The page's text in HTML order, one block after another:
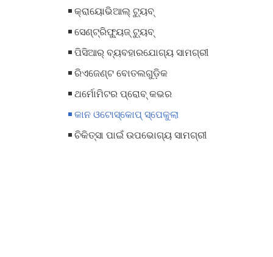
କ୍ରାୟୋଭିଆଲ୍ ଟ୍ୟୁବ୍
ସେଣ୍ଟ୍ରିଫ୍ୟୁଜ୍ ଟ୍ୟୁବ୍
ପିସିଆର୍ ବ୍ୟବହାରଯୋଗ୍ୟ ସାମଗ୍ରୀ
ରିଏଜେଣ୍ଟ ବୋତଲଗୁଡ଼ିକ
ଥର୍ମୋମିଟର ପ୍ରୋବ୍ କଭର
କାନ ଓଟୋସ୍କୋପ୍ ସ୍ପେକୁଲା
ଚିକିତ୍ସା ପାଇଁ ଉପଭୋଗ୍ୟ ସାମଗ୍ରୀ